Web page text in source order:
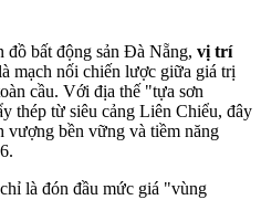
đồ bất động sản Đà Nẵng, vị trí
mạch nối chiến lược giữa giá trị
cầu. Với địa thế "tựa sơn
thép từ siêu cảng Liên Chiểu, đây
vượng bền vững và tiềm năng
là đón đầu mức giá "vùng